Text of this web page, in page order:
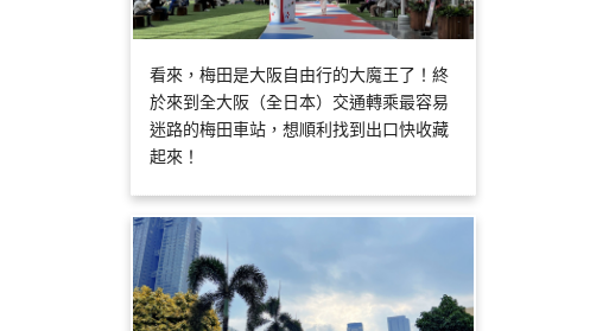
看來，梅田是大阪自由行的大魔王了！終
於來到全大阪（全日本）交通轉乘最容易
迷路的梅田車站，想順利找到出口快收藏
起來！